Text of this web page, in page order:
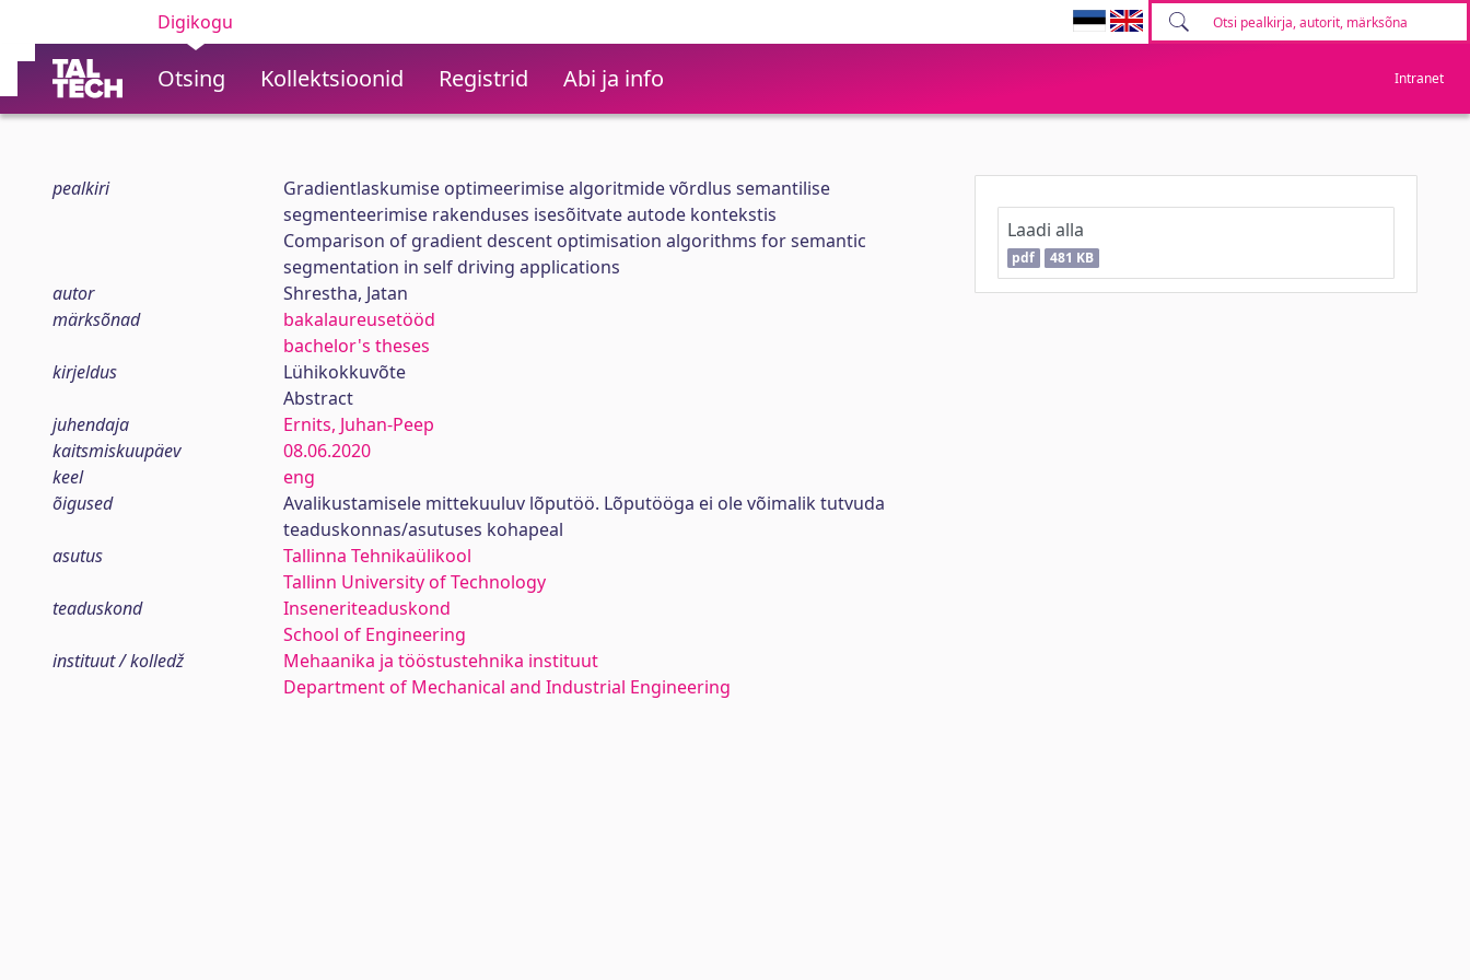
Digikogu
Otsing Kollektsioonid Registrid Abi ja info Intranet
pealkiri
Gradientlaskumise optimeerimise algoritmide võrdlus semantilise
segmenteerimise rakenduses isesõitvate autode kontekstis
Comparison of gradient descent optimisation algorithms for semantic
segmentation in self driving applications
autor
Shrestha, Jatan
märksõnad
bakalaureusetööd
bachelor's theses
kirjeldus
Lühikokkuvõte
Abstract
juhendaja
Ernits, Juhan-Peep
kaitsmiskuupäev
08.06.2020
keel
eng
õigused
Avalikustamisele mittekuuluv lõputöö. Lõputööga ei ole võimalik tutvuda
teaduskonnas/asutuses kohapeal
asutus
Tallinna Tehnikaülikool
Tallinn University of Technology
teaduskond
Inseneriteaduskond
School of Engineering
instituut / kolledž
Mehaanika ja tööstustehnika instituut
Department of Mechanical and Industrial Engineering
Laadi alla
pdf 481 KB